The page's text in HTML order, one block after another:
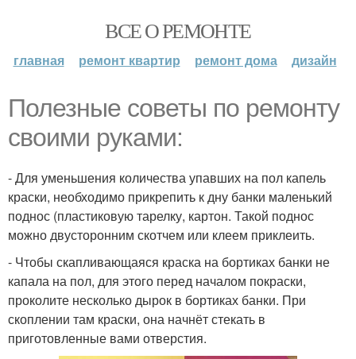
ВСЕ О РЕМОНТЕ
главная ремонт квартир ремонт дома дизайн
Полезные советы по ремонту
своими руками:
- Для уменьшения количества упавших на пол капель
краски, необходимо прикрепить к дну банки маленький
поднос (пластиковую тарелку, картон. Такой поднос
можно двусторонним скотчем или клеем приклеить.
- Чтобы скапливающаяся краска на бортиках банки не
капала на пол, для этого перед началом покраски,
проколите несколько дырок в бортиках банки. При
скоплении там краски, она начнёт стекать в
приготовленные вами отверстия.